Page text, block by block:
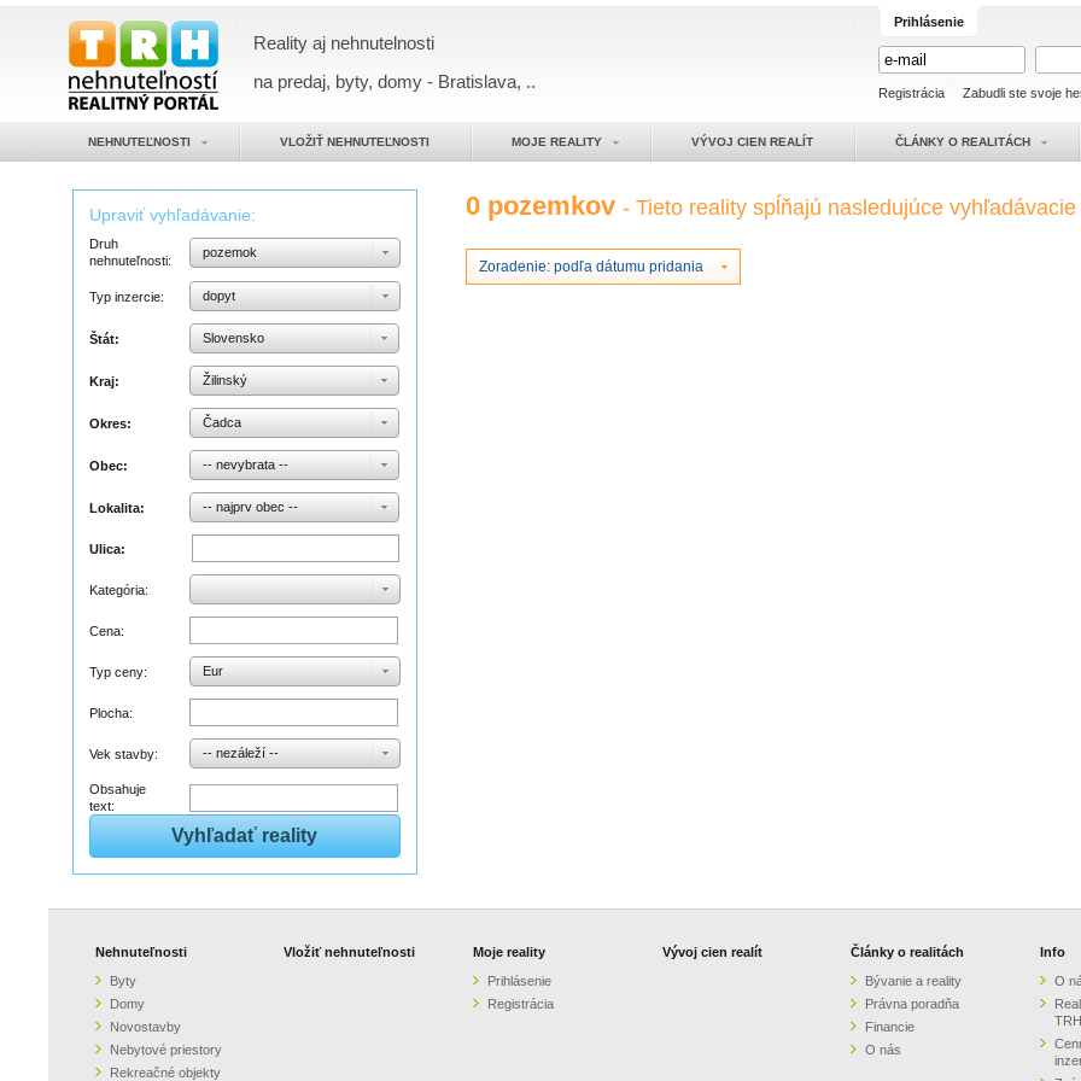
Reality aj nehnutelnosti
na predaj, byty, domy - Bratislava, ..
Prihlásenie
Registrácia Zabudli ste svoje
NEHNUTEĽNOSTI VLOŽIŤ NEHNUTEĽNOSTI MOJE REALITY VÝVOJ CIEN REALÍT ČLÁNKY O REALITÁCH
Upraviť vyhľadávanie:
Druh
nehnuteľnosti:
pozemok
Typ inzercie: dopyt
Štát: Slovensko
Kraj: Žilinský
Okres: Čadca
Obec: -- nevybrata --
Lokalita: -- najprv obec --
Ulica:
Kategória:
Cena:
Typ ceny: Eur
Plocha:
Vek stavby: -- nezáleží --
Obsahuje
text:
0 pozemkov- Tieto reality spĺňajú nasledujúce vyhľadávacie
Zoradenie: podľa dátumu pridania
Nehnuteľnosti
Byty
Domy
Novostavby
Nebytové priestory
Rekreačné objekty
Vložiť nehnuteľnosti
Moje reality
Prihlásenie
Registrácia
Vývoj cien realít
Články o realitách
Bývanie a reality
Právna poradňa
Financie
O nás
Info
O